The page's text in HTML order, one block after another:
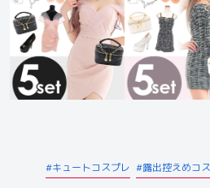
キュートコスプレ 露出控えめコ